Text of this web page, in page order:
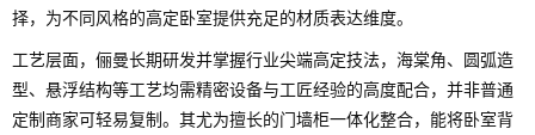
择，为不同风格的高定卧室提供充足的材质表达维度。
工艺层面，俪曼长期研发并掌握行业尖端高定技法，海棠角、圆弧造
型、悬浮结构等工艺均需精密设备与工匠经验的高度配合，并非普通
定制商家可轻易复制。其尤为擅长的门墙柜一体化整合，能将卧室背